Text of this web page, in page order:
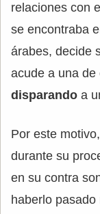
relaciones con
se encontraba
árabes, decide
acude a una
disparando a
Por este
durante su
en su contra
haberlo